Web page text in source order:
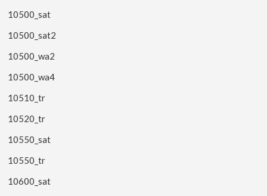
10500_sat
10500_sat2
10500_wa2
10500_wa4
10510_tr
10520_tr
10550_sat
10550_tr
10600_sat